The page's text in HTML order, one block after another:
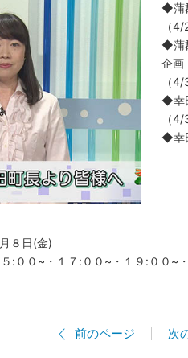
◆蒲
（
◆蒲
企画
（
◆幸
（
◆幸
８日(金)
:００~・１７:００~・１９:００~
前のページ 次